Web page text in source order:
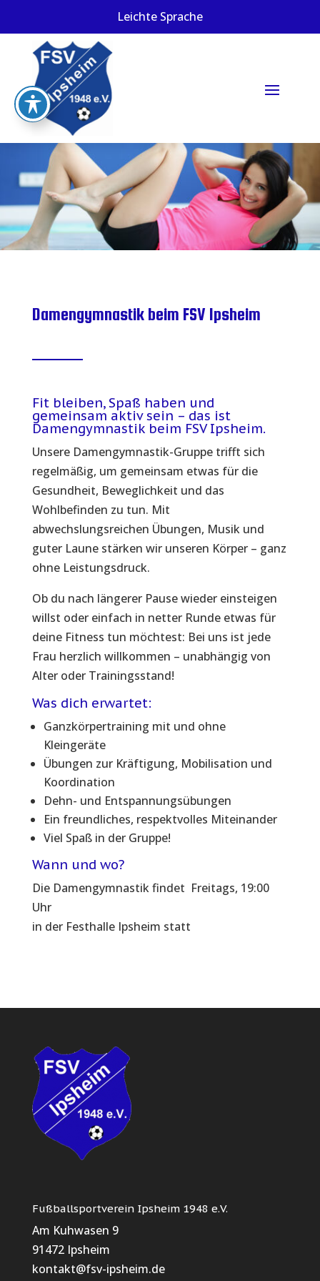
Leichte Sprache
Damengymnastik beim FSV Ipsheim
Fit bleiben, Spaß haben und
gemeinsam aktiv sein – das ist
Damengymnastik beim FSV Ipsheim.
Unsere Damengymnastik-Gruppe trifft sich
regelmäßig, um gemeinsam etwas für die
Gesundheit, Beweglichkeit und das
Wohlbefinden zu tun. Mit
abwechslungsreichen Übungen, Musik und
guter Laune stärken wir unseren Körper – ganz
ohne Leistungsdruck.
Ob du nach längerer Pause wieder einsteigen
willst oder einfach in netter Runde etwas für
deine Fitness tun möchtest: Bei uns ist jede
Frau herzlich willkommen – unabhängig von
Alter oder Trainingsstand!
Was dich erwartet:
Ganzkörpertraining mit und ohne
Kleingeräte
Übungen zur Kräftigung, Mobilisation und
Koordination
Dehn- und Entspannungsübungen
Ein freundliches, respektvolles Miteinander
Viel Spaß in der Gruppe!
Wann und wo?
Die Damengymnastik findet Freitags, 19:00
Uhr
in der Festhalle Ipsheim statt
Fußballsportverein Ipsheim 1948 e.V.
Am Kuhwasen 9
91472 Ipsheim
kontakt@fsv-ipsheim.de